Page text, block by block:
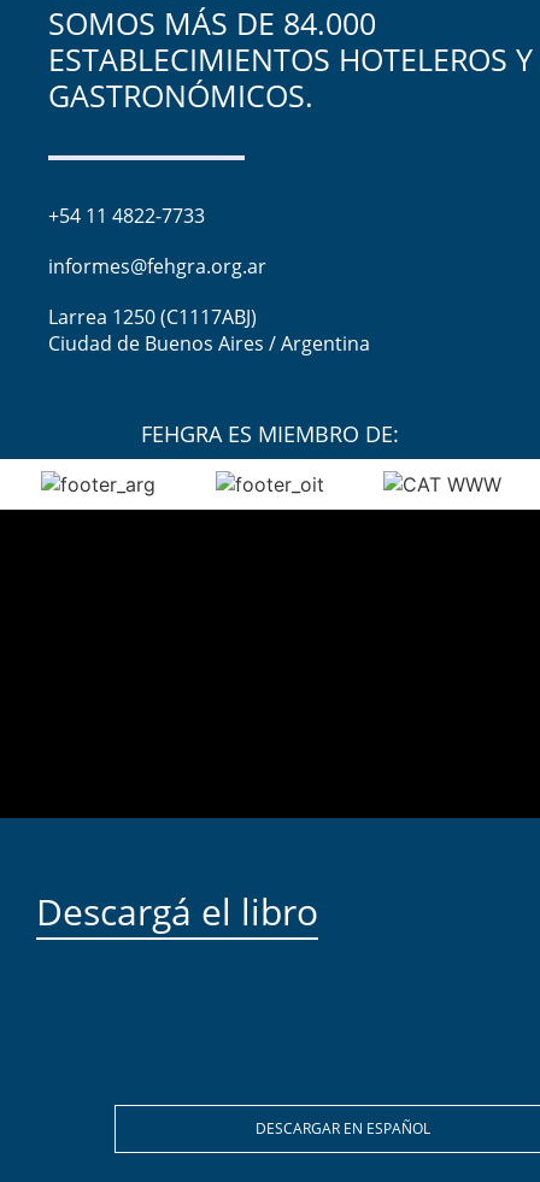
SOMOS MÁS DE 84.000
ESTABLECIMIENTOS HOTELEROS Y
GASTRONÓMICOS.
+54 11 4822-7733
informes@fehgra.org.ar
Larrea 1250 (C1117ABJ)
Ciudad de Buenos Aires / Argentina
FEHGRA ES MIEMBRO DE:
Descargá el libro
DESCARGAR EN ESPAÑOL